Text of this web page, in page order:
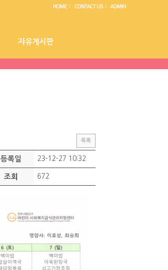
자유게시판
자유게시판
목록
등록일 23-12-27 10:32
조회 672